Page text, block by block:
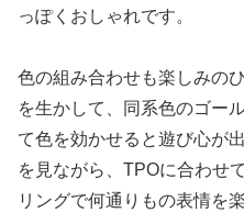
っぽくおしゃれです。
色の組み合わせも楽しみの
を生かして、同系色のゴー
て色を効かせると遊び心が
を見ながら、TPOに合わせ
リングで何通りもの表情を